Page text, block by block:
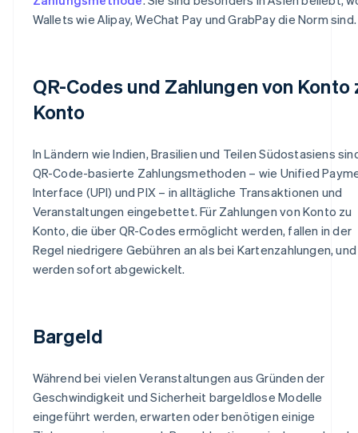
Wallets wie Alipay, WeChat Pay und GrabPay die Norm sind.
QR-Codes und Zahlungen von Konto
Konto
In Ländern wie Indien, Brasilien und Teilen Südostasiens
QR-Code-basierte Zahlungsmethoden – wie Unified
Interface (UPI) und PIX – in alltägliche Transaktionen und
Veranstaltungen eingebettet. Für Zahlungen von Konto zu
Konto, die über QR-Codes ermöglicht werden, fallen in der
Regel niedrigere Gebühren an als bei Kartenzahlungen,
werden sofort abgewickelt.
Bargeld
Während bei vielen Veranstaltungen aus Gründen der
Geschwindigkeit und Sicherheit bargeldlose Modelle
eingeführt werden, erwarten oder benötigen einige